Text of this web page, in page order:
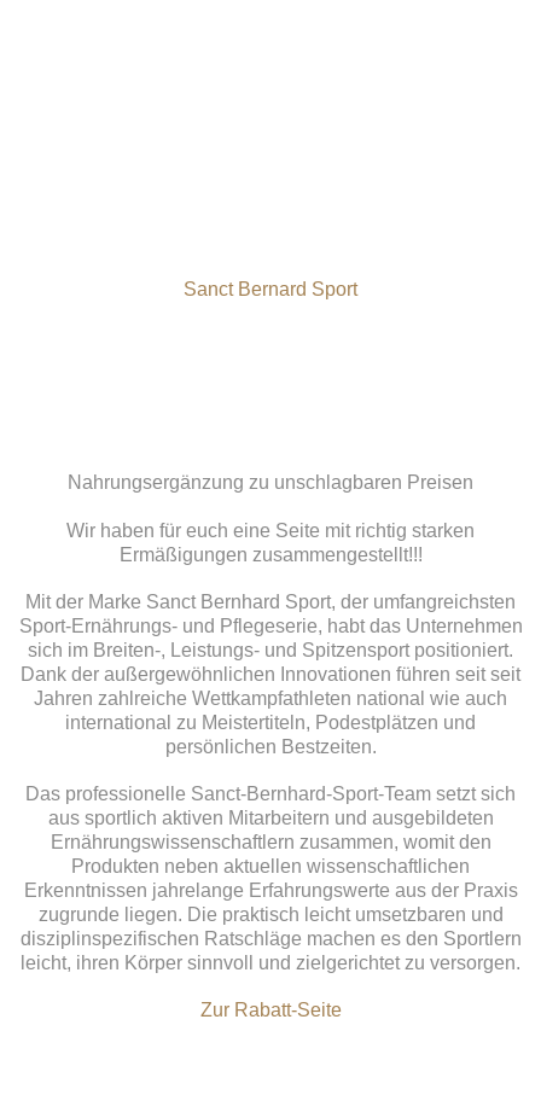
Sanct Bernard Sport
Nahrungsergänzung zu unschlagbaren Preisen
Wir haben für euch eine Seite mit richtig starken
Ermäßigungen zusammengestellt!!!
Mit der Marke Sanct Bernhard Sport, der umfangreichsten
Sport-Ernährungs- und Pflegeserie, habt das Unternehmen
sich im Breiten-, Leistungs- und Spitzensport positioniert.
Dank der außergewöhnlichen Innovationen führen seit seit
Jahren zahlreiche Wettkampfathleten national wie auch
international zu Meistertiteln, Podestplätzen und
persönlichen Bestzeiten.
Das professionelle Sanct-Bernhard-Sport-Team setzt sich
aus sportlich aktiven Mitarbeitern und ausgebildeten
Ernährungswissenschaftlern zusammen, womit den
Produkten neben aktuellen wissenschaftlichen
Erkenntnissen jahrelange Erfahrungswerte aus der Praxis
zugrunde liegen. Die praktisch leicht umsetzbaren und
disziplinspezifischen Ratschläge machen es den Sportlern
leicht, ihren Körper sinnvoll und zielgerichtet zu versorgen.
Zur Rabatt-Seite